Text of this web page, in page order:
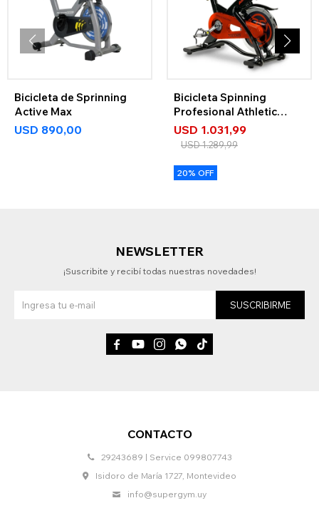
Bicicleta de Sprinning
Active Max
USD 890,00
Bicicleta Spinning
Profesional Athletic
7000Bs
USD 1.031,99
USD1.289,99
20% OFF
CONTACTO
29243689 | Service 099807743
Isidoro de María 1727, Montevideo
info@supergym.uy
NEWSLETTER
¡Suscribite y recibí todas nuestras novedades!
SUSCRIBIRME
    